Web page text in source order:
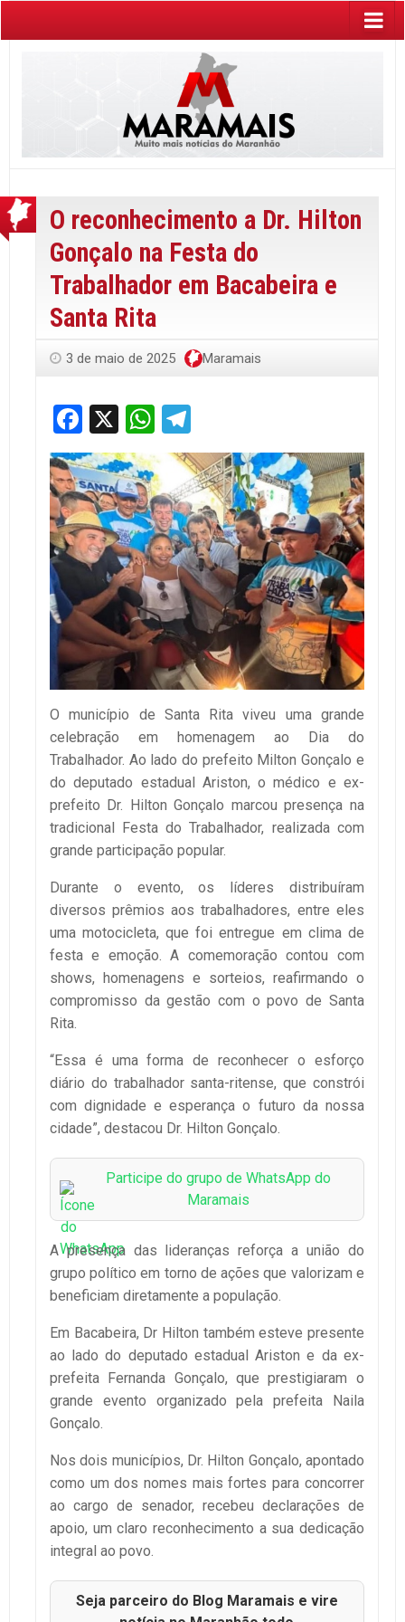
O reconhecimento a Dr. Hilton
Gonçalo na Festa do
Trabalhador em Bacabeira e
Santa Rita
3 de maio de 2025 Maramais
Facebook
X WhatsApp
O município de Santa Rita viveu uma grande
celebração em homenagem ao Dia do
Trabalhador. Ao lado do prefeito Milton Gonçalo e
do deputado estadual Ariston, o médico e ex-
prefeito Dr. Hilton Gonçalo marcou presença na
tradicional Festa do Trabalhador, realizada com
grande participação popular.
Durante o evento, os líderes distribuíram
diversos prêmios aos trabalhadores, entre eles
uma motocicleta, que foi entregue em clima de
festa e emoção. A comemoração contou com
shows, homenagens e sorteios, reafirmando o
compromisso da gestão com o povo de Santa
Rita.
“Essa é uma forma de reconhecer o esforço
diário do trabalhador santa-ritense, que constrói
com dignidade e esperança o futuro da nossa
cidade”, destacou Dr. Hilton Gonçalo.
Participe do grupo de WhatsApp do
Maramais
A presença das lideranças reforça a união do
grupo político em torno de ações que valorizam e
beneficiam diretamente a população.
Em Bacabeira, Dr Hilton também esteve presente
ao lado do deputado estadual Ariston e da ex-
prefeita Fernanda Gonçalo, que prestigiaram o
grande evento organizado pela prefeita Naila
Gonçalo.
Nos dois municípios, Dr. Hilton Gonçalo, apontado
como um dos nomes mais fortes para concorrer
ao cargo de senador, recebeu declarações de
apoio, um claro reconhecimento a sua dedicação
integral ao povo.
Seja parceiro do Blog Maramais e vire